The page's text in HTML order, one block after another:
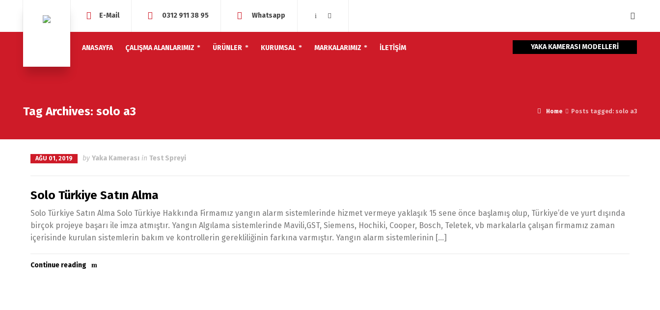
E-Mail 0312 911 38 95 Whatsapp
ANASAYFA ÇALIŞMA ALANLARIMIZ ÜRÜNLER KURUMSAL MARKALARIMIZ İLETİŞİM YAKA KAMERASI MODELLERİ
Tag Archives: solo a3 Home Posts tagged: solo a3
AĞU 01, 2019 by Yaka Kamerası in Test Spreyi
Solo Türkiye Satın Alma
Solo Türkiye Satın Alma Solo Türkiye Hakkında Firmamız yangın alarm sistemlerinde hizmet vermeye yaklaşık 15 sene önce başlamış olup, Türkiye’de ve yurt dışında
birçok projeye başarı ile imza atmıştır. Yangın Algılama sistemlerinde Mavili,GST, Siemens, Hochiki, Cooper, Bosch, Teletek, vb markalarla çalışan firmamız zaman
içerisinde kurulan sistemlerin bakım ve kontrollerin gerekliliğinin farkına varmıştır. Yangın alarm sistemlerinin […]
Continue reading